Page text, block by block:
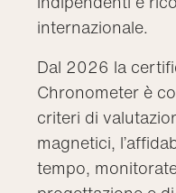
internazionale.
Dal 2026 la
Chronometer è
criteri di
magnetici,
tempo,